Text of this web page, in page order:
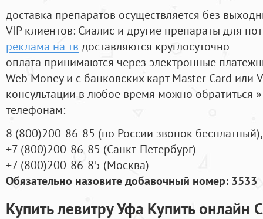
доставка препаратов осуществляется без
VIP клиентов: Сиалис и другие препараты для
реклама на тв доставляются круглосуточно
оплата принимаются через электронные
Web Money и с банковских карт Master Card или
консультации в любое время можно обратиться
телефонам:
8 (800)200-86-85 (по России звонок бесплатный),
+7 (800)200-86-85 (Санкт-Петербург)
+7 (800)200-86-85 (Москва)
Обязательно назовите добавочный номер: 3533
Купить левитру Уфа Купить онлайн